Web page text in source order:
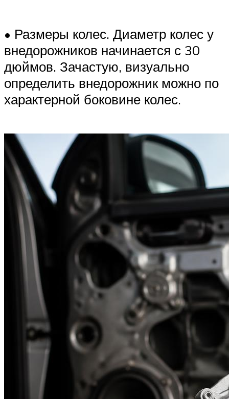
• Размеры колес. Диаметр колес у
внедорожников начинается с 30
дюймов. Зачастую, визуально
определить внедорожник можно по
характерной боковине колес.